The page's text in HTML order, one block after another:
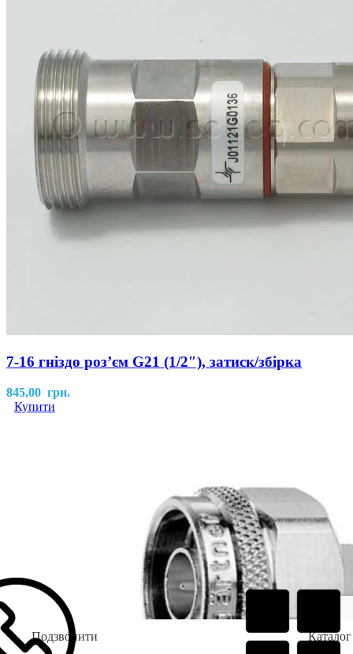
7-16 гніздо роз’єм G21 (1/2″), затиск/збірка
845,00 грн.
Купити
Подзвонити Каталог